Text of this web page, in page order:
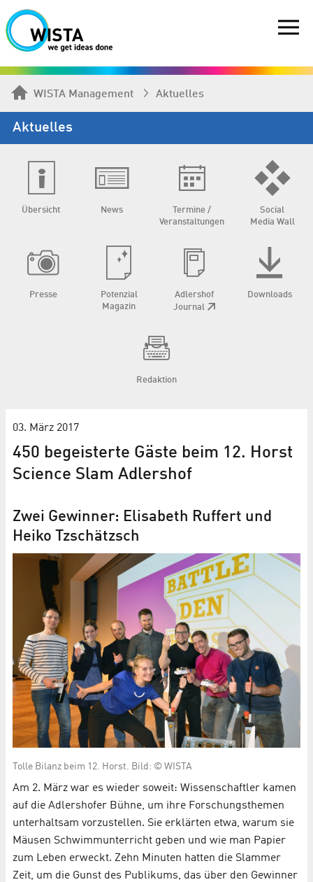
WISTA Management Aktuelles
Aktuelles
Übersicht News
Termine /
Veranstaltungen
Social
Media Wall
Presse
Potenzial
Magazin
Adlershof
Journal
Downloads
Redaktion
03. März 2017
450 begeisterte Gäste beim 12. Horst
Science Slam Adlershof
Zwei Gewinner: Elisabeth Ruffert und
Heiko Tzschätzsch
Tolle Bilanz beim 12. Horst. Bild: © WISTA
Am 2. März war es wieder soweit: Wissenschaftler kamen
auf die Adlershofer Bühne, um ihre Forschungsthemen
unterhaltsam vorzustellen. Sie erklärten etwa, warum sie
Mäusen Schwimmunterricht geben und wie man Papier
zum Leben erweckt. Zehn Minuten hatten die Slammer
Zeit, um die Gunst des Publikums, das über den Gewinner